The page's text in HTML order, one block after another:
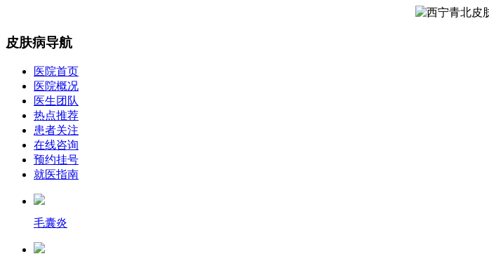
皮肤病导航
医院首页
医院概况
医生团队
热点推荐
患者关注
在线咨询
预约挂号
就医指南
毛囊炎